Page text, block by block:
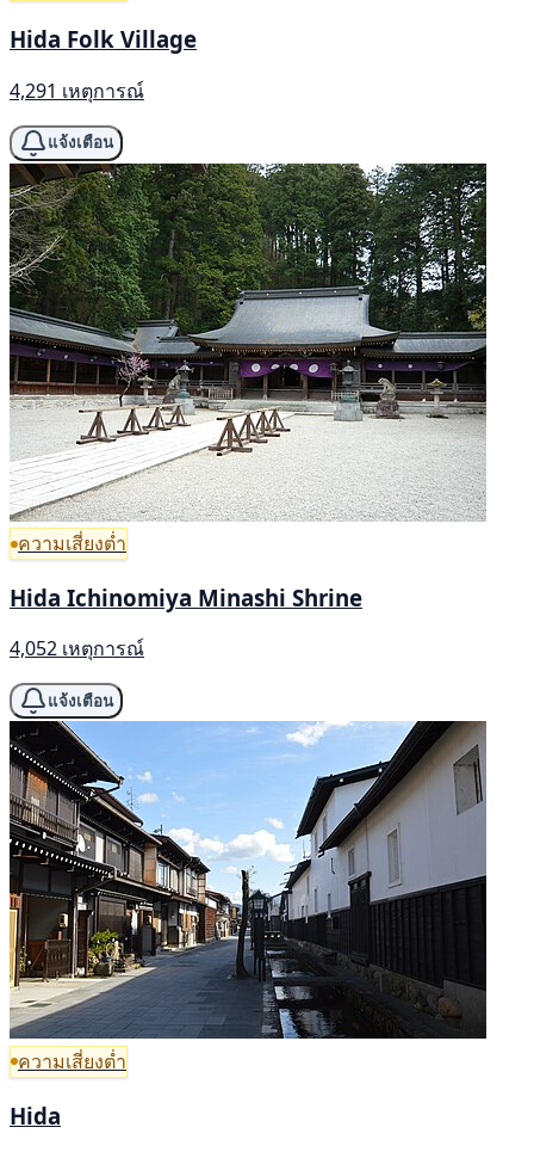
Hida Folk Village
4,291 เหตุการณ์
แจ้งเตือน
ความเสี่ยงต่ำ
Hida Ichinomiya Minashi Shrine
4,052 เหตุการณ์
แจ้งเตือน
ความเสี่ยงต่ำ
Hida